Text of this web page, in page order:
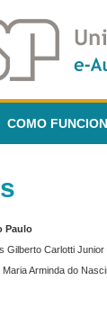
COMO
Paulo
Gilberto Carlotti Junior
Maria Arminda do